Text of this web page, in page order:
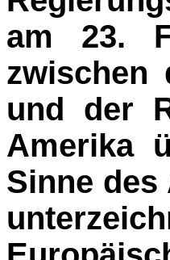
am 23.
zwischen
und der
Amerika
Sinne des